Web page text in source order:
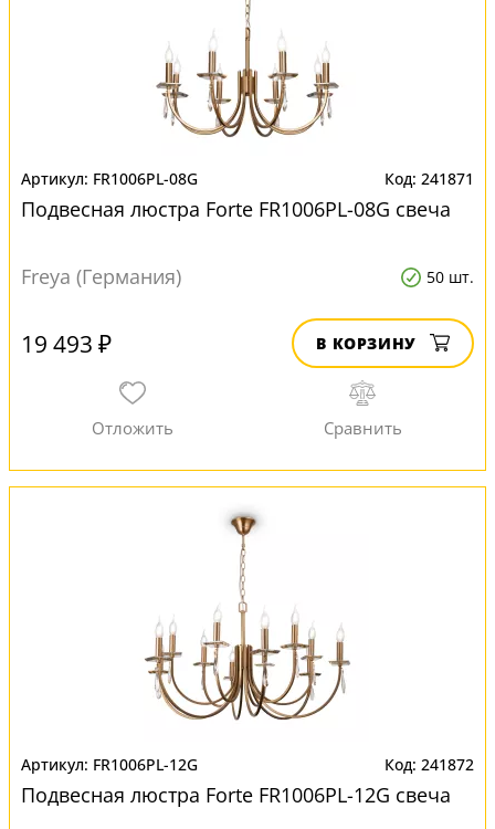
FR1006PL-08G 241871
Подвесная люстра Forte FR1006PL-08G свеча
Freya (Германия) 50 шт.
19 493 ₽ В КОРЗИНУ
FR1006PL-12G 241872
Подвесная люстра Forte FR1006PL-12G свеча